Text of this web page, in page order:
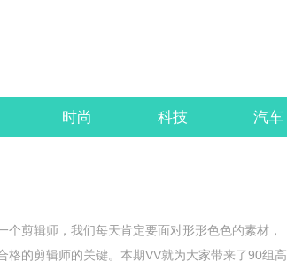
时尚 科技 汽车
剪辑师，我们每天肯定要面对形形色色的素材，
格的剪辑师的关键。本期VV就为大家带来了90组高